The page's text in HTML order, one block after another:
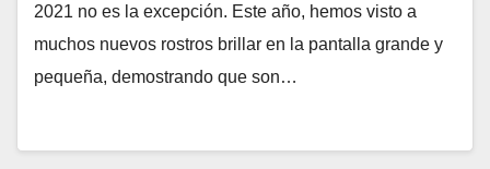
2021 no es la excepción. Este año, hemos visto a
muchos nuevos rostros brillar en la pantalla grande y
pequeña, demostrando que son…